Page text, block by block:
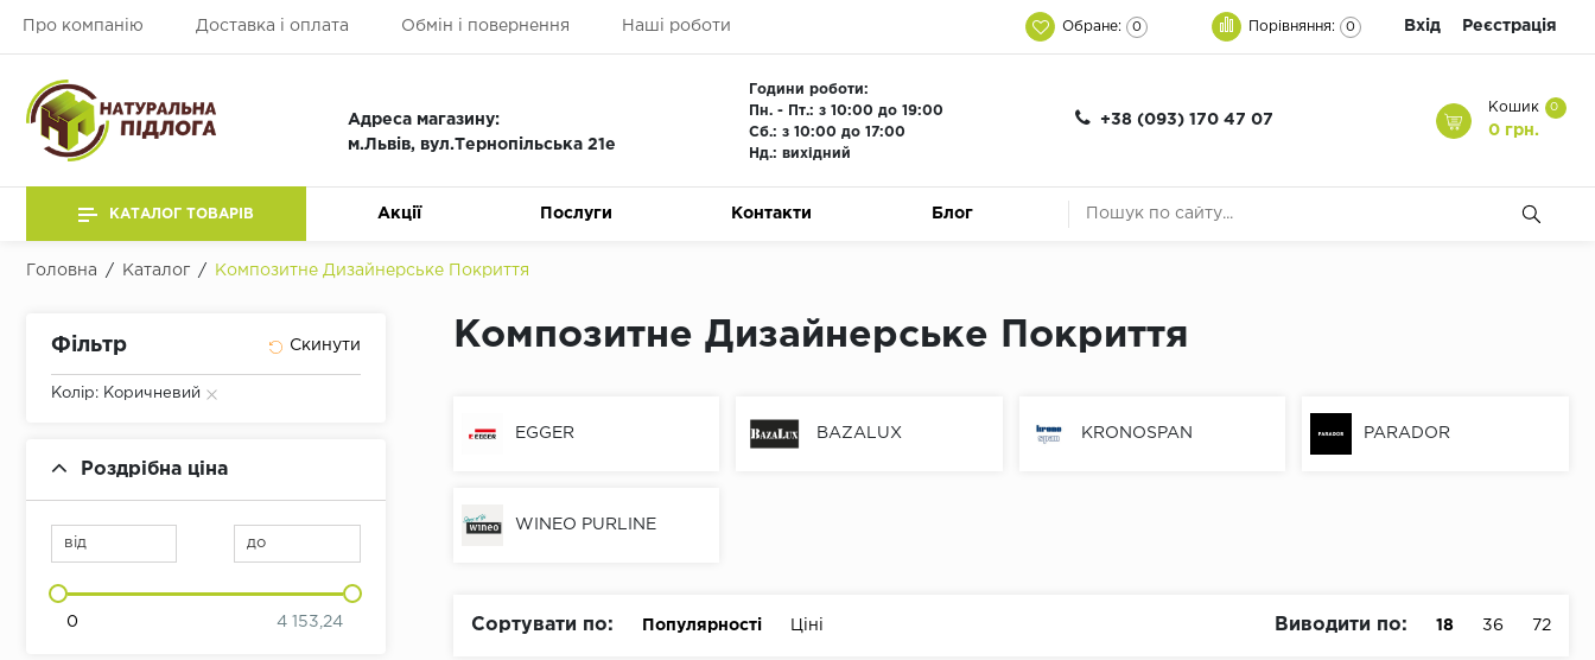
Про компанію Доставка і оплата Обмін і повернення Наші роботи Обране: 0 Порівняння: 0 Вхід Реєстрація
Адреса магазину:
м.Львів, вул.Тернопільська 21е
Години роботи:
Пн. - Пт.: з 10:00 до 19:00
Сб.: з 10:00 до 17:00
Нд.: вихідний
+38 (093) 170 47 07
Кошик 0
0 грн.
КАТАЛОГ ТОВАРІВ Акції Послуги Контакти Блог
Головна / Каталог / Композитне Дизайнерське Покриття
Фільтр
Колір: Коричневий
Роздрібна ціна
від до
0 4 153,24
Композитне Дизайнерське Покриття
EGGER BAZALUX KRONOSPAN PARADOR
WINEO PURLINE
Сортувати по: Популярності Ціні Виводити по: 18 36 72